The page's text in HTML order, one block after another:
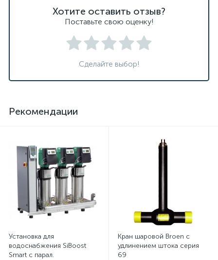
Хотите оставить отзыв?
Поставьте свою оценку!
Сделайте выбор!
Рекомендации
Установка для
водоснабжения SiBoost
Smart с парал.
Кран шаровой Broen с
удлинением штока серия
69